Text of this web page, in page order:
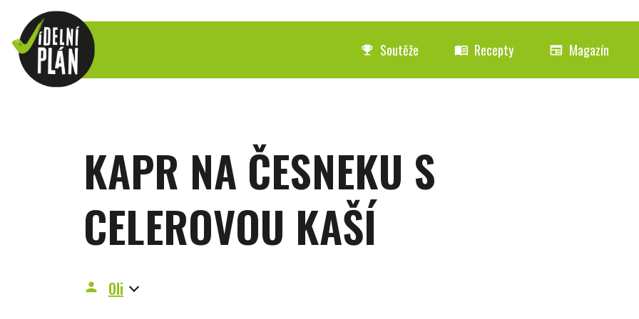
emoji_events Soutěže menu_book Recepty newspaper Magazín
KAPR NA ČESNEKU S
CELEROVOU KAŠÍ
person Oli